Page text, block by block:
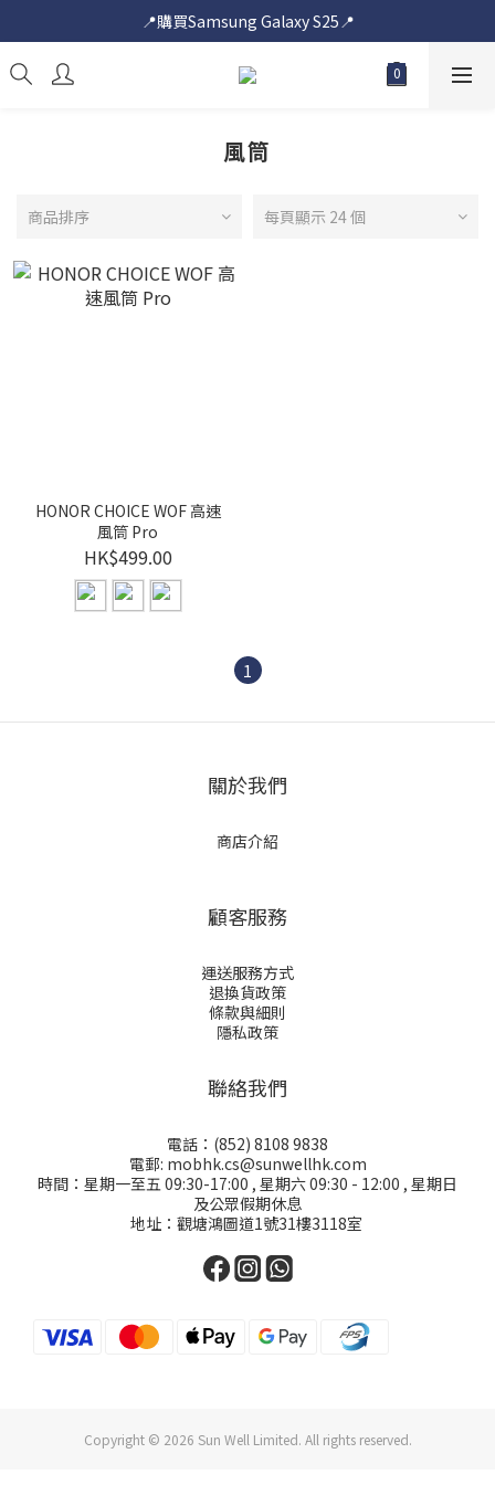
📍購買Samsung Galaxy S25📍
📍購買Samsung Galaxy S25📍
🎟️即送您$50超市電子購物禮券🎟️
📍購買Samsung Galaxy S25📍
風筒
商品排序 每頁顯示 24 個
HONOR CHOICE WOF 高速
風筒 Pro
HK$499.00
1
關於我們
商店介紹
顧客服務
運送服務方式
退換貨政策
條款與細則
隱私政策
聯絡我們
電話：(852) 8108 9838
電郵: mobhk.cs@sunwellhk.com
時間：星期一至五 09:30-17:00 , 星期六 09:30 - 12:00 , 星期日
及公眾假期休息
地址：觀塘鴻圖道1號31樓3118室
Copyright © 2026 Sun Well Limited. All rights reserved.